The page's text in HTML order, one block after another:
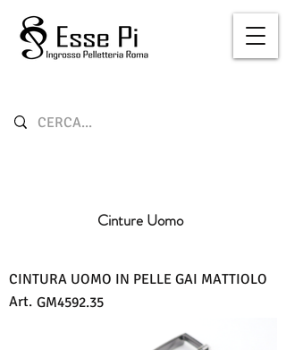
Cinture Uomo
CINTURA UOMO IN PELLE GAI MATTIOLO
Art. GM4592.35